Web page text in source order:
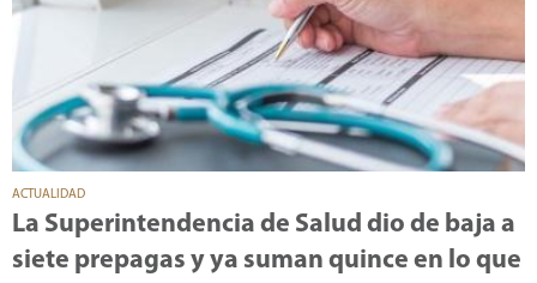
ACTUALIDAD
La Superintendencia de Salud dio de baja a
siete prepagas y ya suman quince en lo que